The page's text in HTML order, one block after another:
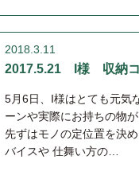
2018.3.11
2017.5.21 I様 収納コ
5月6日、I様はとても元気
ーンや実際にお持ちの物
先ずはモノの定位置を決
バイスや 仕舞い方の…